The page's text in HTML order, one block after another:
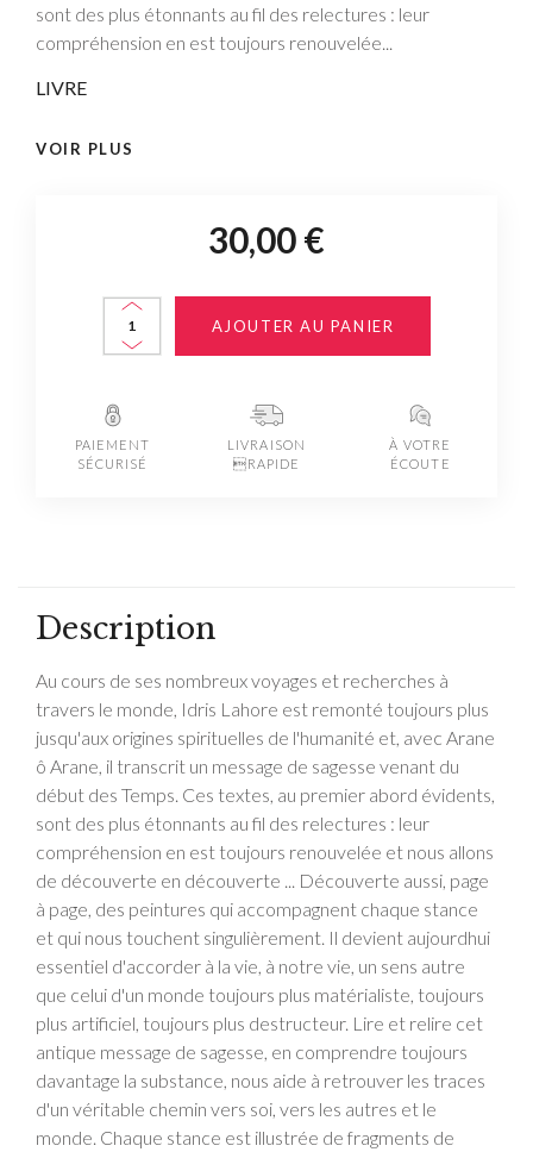
sont des plus étonnants au fil des relectures : leur
compréhension en est toujours renouvelée...
LIVRE
VOIR PLUS
30,00 €
AJOUTER AU PANIER
PAIEMENT
SÉCURISÉ
LIVRAISON
RAPIDE
À VOTRE
ÉCOUTE
Description
Au cours de ses nombreux voyages et recherches à
travers le monde, Idris Lahore est remonté toujours plus
jusqu'aux origines spirituelles de l'humanité et, avec Arane
ô Arane, il transcrit un message de sagesse venant du
début des Temps. Ces textes, au premier abord évidents,
sont des plus étonnants au fil des relectures : leur
compréhension en est toujours renouvelée et nous allons
de découverte en découverte ... Découverte aussi, page
à page, des peintures qui accompagnent chaque stance
et qui nous touchent singulièrement. Il devient aujourdhui
essentiel d'accorder à la vie, à notre vie, un sens autre
que celui d'un monde toujours plus matérialiste, toujours
plus artificiel, toujours plus destructeur. Lire et relire cet
antique message de sagesse, en comprendre toujours
davantage la substance, nous aide à retrouver les traces
d'un véritable chemin vers soi, vers les autres et le
monde. Chaque stance est illustrée de fragments de